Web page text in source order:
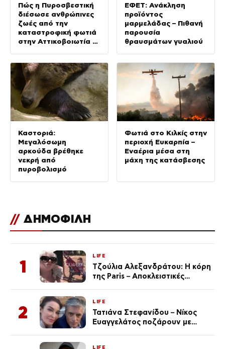
Πώς η Πυροσβεστική
διέσωσε ανθρώπινες
ζωές από την
καταστροφική φωτιά
στην Αττικοβοιωτία –
θαλάσσης
ΕΦΕΤ: Ανάκληση
προϊόντος
μαρμελάδας – Πιθανή
παρουσία
θραυσμάτων γυαλιού
Καστοριά:
Μεγαλόσωμη
αρκούδα βρέθηκε
νεκρή από
πυροβολισμό
Φωτιά στο Κιλκίς στην
περιοχή Ευκαρπία –
Εναέρια μέσα στη
μάχη της κατάσβεσης
// ΔΗΜΟΦΙΛΗ
1
LIFE
Τζούλια Αλεξανδράτου: Η κόρη
της Paris – Αποκλειστικές
2
LIFE
Τατιάνα Στεφανίδου – Νίκος
Ευαγγελάτος ποζάρουν με
LIFE